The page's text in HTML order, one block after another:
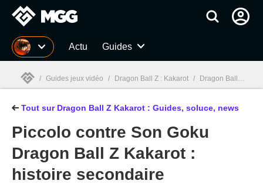
MGG Actu Guides
MGG
/ Guides jeux vidéo / Dragon Ball Z : Kakarot / Dragon Ball Z Kakarot : Guides, soluce, test, news, combats
Tout sur Dragon Ball Z Kakarot : Guides, soluce, news
Piccolo contre Son Goku
Dragon Ball Z Kakarot :
histoire secondaire